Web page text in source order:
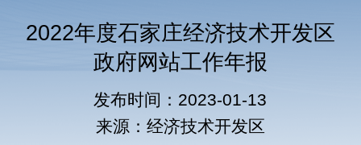
2022年度石家庄经济技术开发区
政府网站工作年报
发布时间：2023-01-13
来源：经济技术开发区